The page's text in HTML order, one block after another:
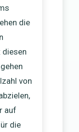
die
diesen
von
auf
die